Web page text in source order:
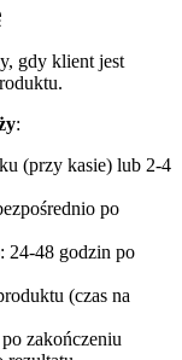
gdy klient jest
:
(przy kasie) lub 2-4
po
: 24-48 godzin po
(czas na
po zakończeniu